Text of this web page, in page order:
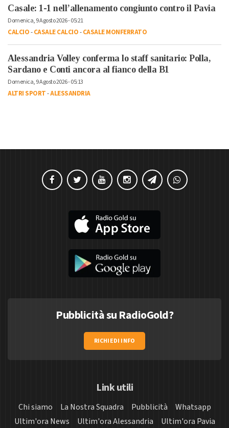
Casale: 1-1 nell’allenamento congiunto contro il Pavia
Domenica, 9 Agosto 2026 - 05:21
CALCIO-CASALE CALCIO-CASALE MONFERRATO
Alessandria Volley conferma lo staff sanitario: Polla,
Sardano e Conti ancora al fianco della B1
Domenica, 9 Agosto 2026 - 05:13
ALTRI SPORT-ALESSANDRIA
Pubblicità su RadioGold?
RICHIEDI INFO
Link utili
Chi siamo La Nostra Squadra Pubblicità
Whatsapp
Ultim'ora News
Ultim'ora Alessandria
Ultim'ora Pavia